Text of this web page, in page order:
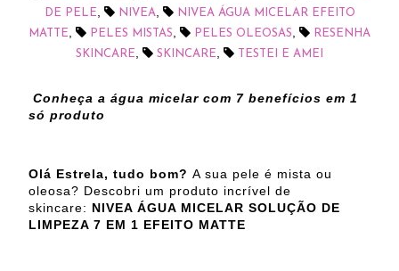
DE PELE, NIVEA,
NIVEA ÁGUA MICELAR EFEITO
MATTE, PELES MISTAS, PELES OLEOSAS,
RESENHA
SKINCARE, SKINCARE, TESTEI E AMEI
Conheça a água micelar com 7 benefícios em 1
só produto
Olá Estrela, tudo bom? A sua pele é mista ou
oleosa? Descobri um produto incrível de
skincare: NIVEA ÁGUA MICELAR SOLUÇÃO DE
LIMPEZA 7 EM 1 EFEITO MATTE